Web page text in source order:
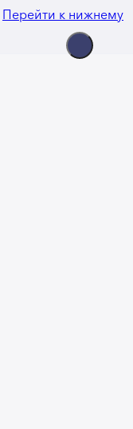
Перейти к нижнему